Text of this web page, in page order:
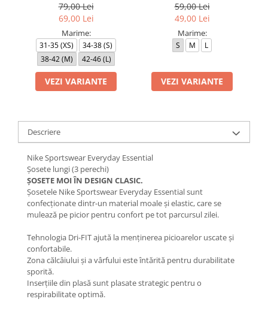
79,00 Lei
69,00 Lei
Marime:
31-35 (XS)
34-38 (S)
38-42 (M)
42-46 (L)
VEZI VARIANTE
59,00 Lei
49,00 Lei
Marime:
S M L
VEZI VARIANTE
Descriere
Nike Sportswear Everyday Essential
Șosete lungi (3 perechi)
ȘOSETE MOI ÎN DESIGN CLASIC.
Șosetele Nike Sportswear Everyday Essential sunt
confecționate dintr-un material moale și elastic, care se
mulează pe picior pentru confort pe tot parcursul zilei.
Tehnologia Dri-FIT ajută la menținerea picioarelor uscate și
confortabile.
Zona călcâiului și a vârfului este întărită pentru durabilitate
sporită.
Inserțiile din plasă sunt plasate strategic pentru o
respirabilitate optimă.